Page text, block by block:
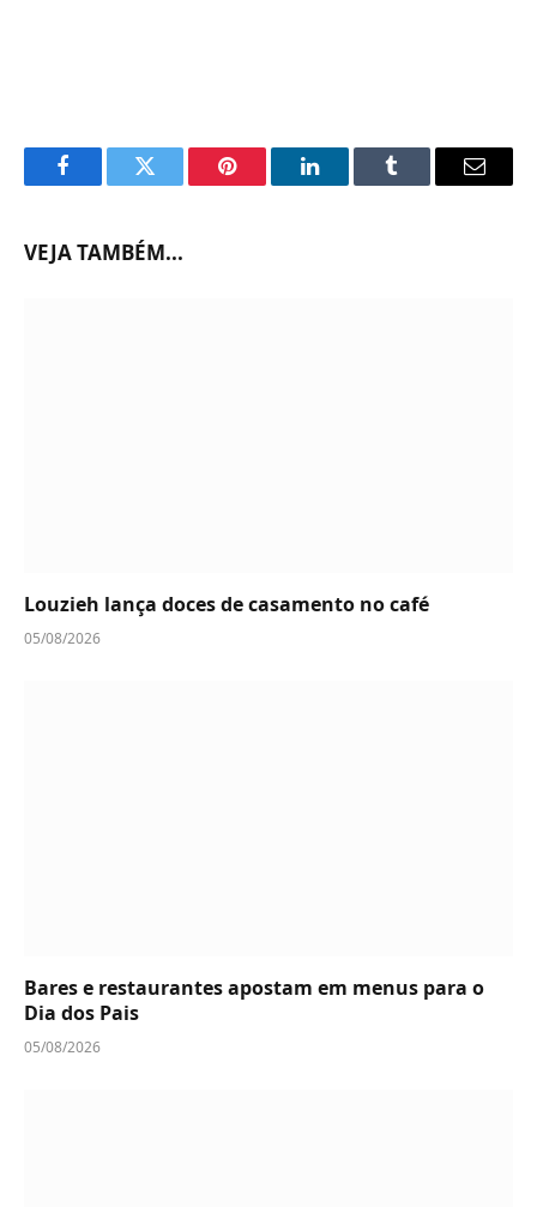
FacebookTwitter Pinterest LinkedInTumblr Email
VEJA TAMBÉM...
Louzieh lança doces de casamento no café
05/08/2026
Bares e restaurantes apostam em menus para o
Dia dos Pais
05/08/2026